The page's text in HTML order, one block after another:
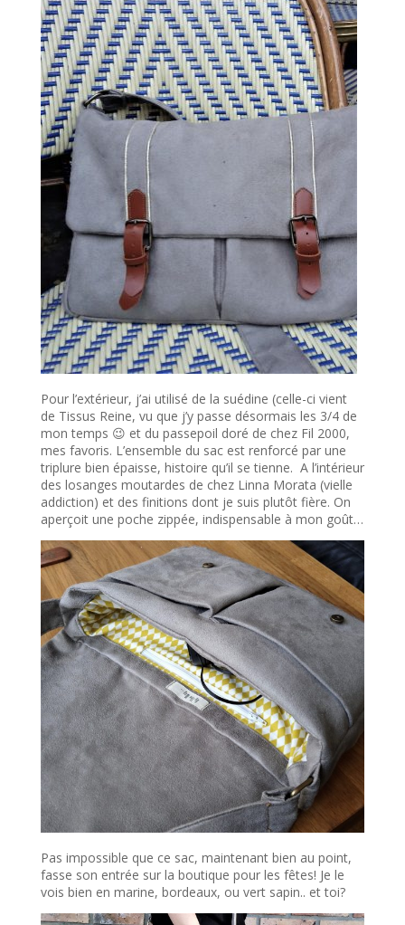
Pour l’extérieur, j’ai utilisé de la suédine (celle-ci vient
de Tissus Reine, vu que j’y passe désormais les 3/4 de
mon temps 😉 et du passepoil doré de chez Fil 2000,
mes favoris. L’ensemble du sac est renforcé par une
triplure bien épaisse, histoire qu’il se tienne. A l’intérieur
des losanges moutardes de chez Linna Morata (vielle
addiction) et des finitions dont je suis plutôt fière. On
aperçoit une poche zippée, indispensable à mon goût…
Pas impossible que ce sac, maintenant bien au point,
fasse son entrée sur la boutique pour les fêtes! Je le
vois bien en marine, bordeaux, ou vert sapin.. et toi?